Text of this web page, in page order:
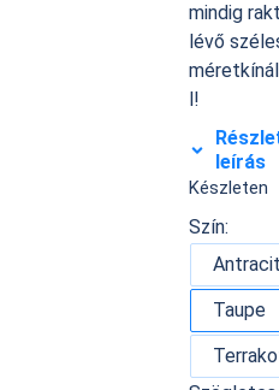
mindig
lévő
l!
leírás
Készleten
Szín:
Antracit
Taupe